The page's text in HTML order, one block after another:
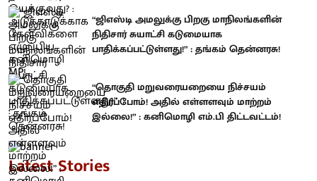
“ஜிஎஸ்டி அமலுக்கு பிறகு மாநிலங்களின்
நிதிசார் சுயாட்சி கடுமையாக
பாதிக்கப்பட்டுள்ளது!” : தங்கம் தென்னரசு!
“தொகுதி மறுவரையறையை நிச்சயம்
எதிர்ப்போம்! அதில் எள்ளளவும் மாற்றம்
இல்லை!” : கனிமொழி எம்.பி திட்டவட்டம்!
Latest Stories